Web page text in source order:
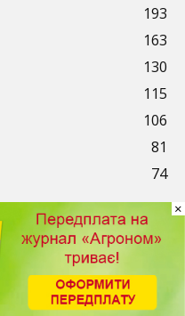
193
163
130
115
106
81
74
Всі права захищені
Контакти
×